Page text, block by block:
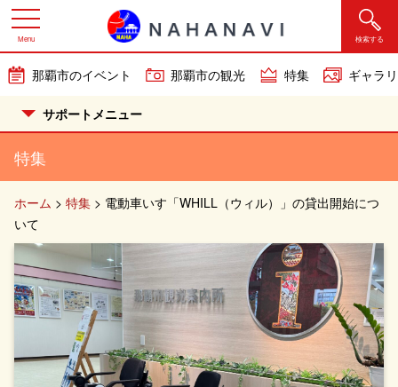
検索する
那覇市のイベント 那覇市の観光 特集 ギャラ
Menu
サポートメニュー
特集
ホーム > 特集 > 電動車いす「WHILL（ウィル）」の貸出開始につ
いて